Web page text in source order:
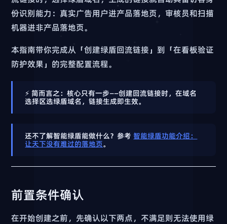
份识别能力：真实广告用户进产品落地页，审核员和扫描
机器进非产品落地页。
本指南带你完成从「创建绿盾回流链接」到「在看板验证
防护效果」的完整配置流程。
⚡ 简而言之：核心只有一步——创建回流链接时，在域名
选择区选绿盾域名，链接生成即生效。
还不了解智能绿盾能做什么？参考智能绿盾功能介绍：
让天下没有难过的落地页。
前置条件确认
在开始创建之前，先确认以下两点，不满足则无法使用绿